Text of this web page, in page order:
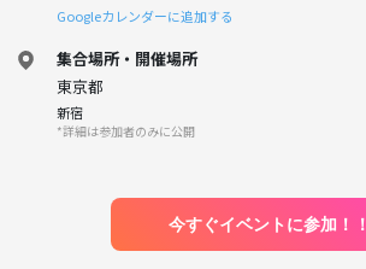
Googleカレンダーに追加する
集合場所・開催場所
東京都
新宿
*詳細は参加者のみに公開
今すぐイベントに参加！！